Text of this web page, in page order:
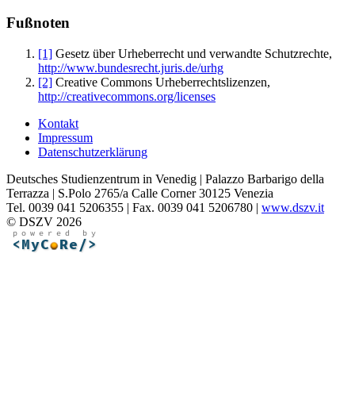
Fußnoten
[1] Gesetz über Urheberrecht und verwandte Schutzrechte,
http://www.bundesrecht.juris.de/urhg
[2] Creative Commons Urheberrechtslizenzen,
http://creativecommons.org/licenses
Kontakt
Impressum
Datenschutzerklärung
Deutsches Studienzentrum in Venedig | Palazzo Barbarigo della
Terrazza | S.Polo 2765/a Calle Corner 30125 Venezia
Tel. 0039 041 5206355 | Fax. 0039 041 5206780 | www.dszv.it
© DSZV 2026